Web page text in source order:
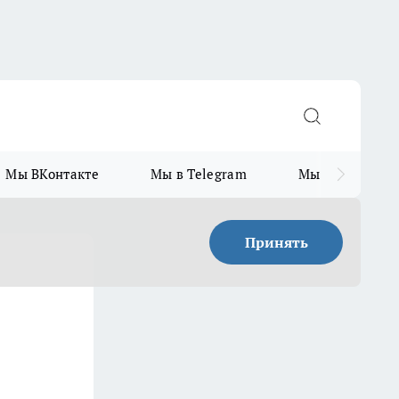
Мы ВКонтакте Мы в Telegram Мы в MAX
Принять